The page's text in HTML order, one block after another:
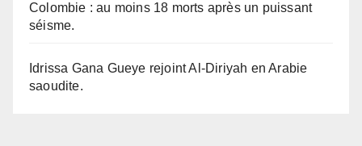
Colombie : au moins 18 morts après un puissant
séisme.
Idrissa Gana Gueye rejoint Al-Diriyah en Arabie
saoudite.